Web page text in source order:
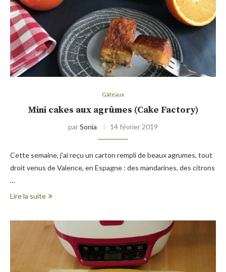
Gâteaux
Mini cakes aux agrûmes (Cake Factory)
parSonia 14 février 2019
Cette semaine, j’ai reçu un carton rempli de beaux agrumes, tout
droit venus de Valence, en Espagne : des mandarines, des citrons
…
Lire la suite